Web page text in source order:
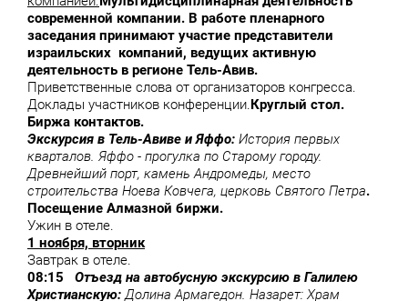
современной компании. В работе пленарного
заседания принимают участие представители
израильских компаний, ведущих активную
деятельность в регионе Тель-Авив.
Приветственные слова от организаторов конгресса.
Доклады участников конференции.Круглый стол.
Биржа контактов.
Экскурсия в Тель-Авиве и Яффо: История первых
кварталов. Яффо - прогулка по Старому городу.
Древнейший порт, камень Андромеды, место
строительства Ноева Ковчега, церковь Святого Петра.
Посещение Алмазной биржи.
Ужин в отеле.
1 ноября, вторник
Завтрак в отеле.
08:15 Отъезд на автобусную экскурсию в Галилею
Христианскую: Долина Армагедон. Назарет: Храм